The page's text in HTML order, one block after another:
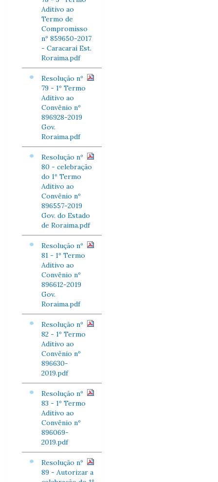
Aditivo ao
Termo de
Compromisso
nº 859650-2017
- Caracaraí Est.
Roraima.pdf
Resolução nº
79 - 1º Termo
Aditivo ao
Convênio nº
896928-2019
Gov.
Roraima.pdf
Resolução nº
80 - celebração
do 1º Termo
Aditivo ao
Convênio nº
896557-2019
Gov. do Estado
de Roraima.pdf
Resolução nº
81 - 1º Termo
Aditivo ao
Convênio nº
896612-2019
Gov.
Roraima.pdf
Resolução nº
82 - 1º Termo
Aditivo ao
Convênio nº
896630-
2019.pdf
Resolução nº
83 - 1º Termo
Aditivo ao
Convênio nº
896069-
2019.pdf
Resolução nº
89 - Autorizar a